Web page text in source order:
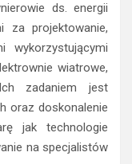
ds. energii
za projektowanie,
wykorzystującymi
wiatrowe,
zadaniem jest
oraz doskonalenie
jak technologie
na specjalistów